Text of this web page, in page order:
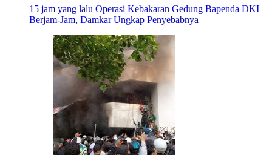
15 jam yang lalu Operasi Kebakaran Gedung Bapenda DKI
Berjam-Jam, Damkar Ungkap Penyebabnya